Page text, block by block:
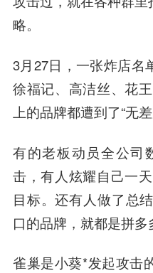
略。
3月27日，一张炸店名
徐福记、高洁丝、花
上的品牌都遭到了“无差
有的老板动员全公司
击，有人炫耀自己一
目标。还有人做了总
口的品牌，就都是拼多
雀巢是小葵*发起攻击